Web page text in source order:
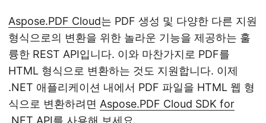
Aspose.PDF Cloud는 PDF 생성 및 다양한 다른 지원
형식으로의 변환을 위한 놀라운 기능을 제공하는 훌
륭한 REST API입니다. 이와 마찬가지로 PDF를
HTML 형식으로 변환하는 것도 지원합니다. 이제
.NET 애플리케이션 내에서 PDF 파일을 HTML 웹 형
식으로 변환하려면 Aspose.PDF Cloud SDK for